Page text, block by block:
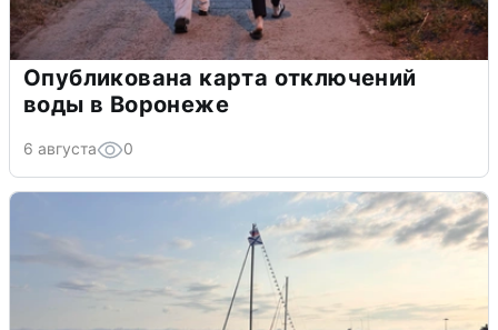
Опубликована карта отключений
воды в Воронеже
6 августа 0